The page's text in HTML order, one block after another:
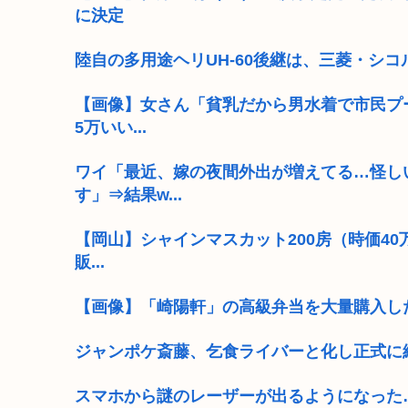
に決定
陸自の多用途ヘリUH-60後継は、三菱・シ
【画像】女さん「貧乳だから男水着で市民
5万いい...
ワイ「最近、嫁の夜間外出が増えてる…怪
す」⇒結果w...
【岡山】シャインマスカット200房（時価
販...
【画像】「崎陽軒」の高級弁当を大量購入
ジャンポケ斎藤、乞食ライバーと化し正式に
スマホから謎のレーザーが出るようになっ